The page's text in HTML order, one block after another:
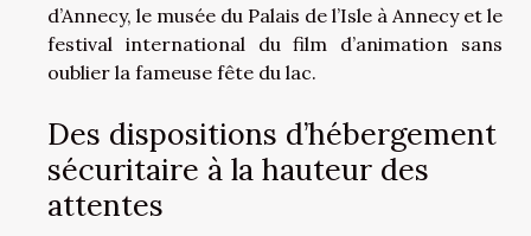
d’Annecy, le musée du Palais de l’Isle à Annecy et le
festival international du film d’animation sans
oublier la fameuse fête du lac.
Des dispositions d’hébergement
sécuritaire à la hauteur des
attentes